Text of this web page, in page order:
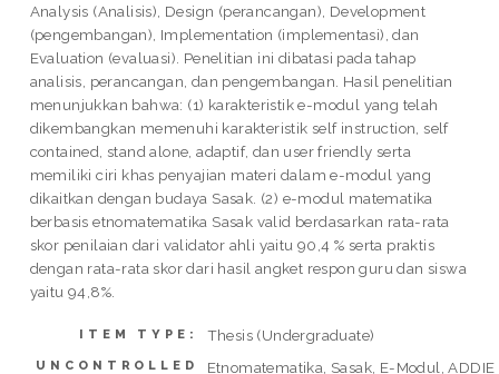
Analysis (Analisis), Design (perancangan), Development
(pengembangan), Implementation (implementasi), dan
Evaluation (evaluasi). Penelitian ini dibatasi pada tahap
analisis, perancangan, dan pengembangan. Hasil penelitian
menunjukkan bahwa: (1) karakteristik e-modul yang telah
dikembangkan memenuhi karakteristik self instruction, self
contained, stand alone, adaptif, dan user friendly serta
memiliki ciri khas penyajian materi dalam e-modul yang
dikaitkan dengan budaya Sasak. (2) e-modul matematika
berbasis etnomatematika Sasak valid berdasarkan rata-rata
skor penilaian dari validator ahli yaitu 90,4 % serta praktis
dengan rata-rata skor dari hasil angket respon guru dan siswa
yaitu 94,8%.
ITEM TYPE: Thesis (Undergraduate)
UNCONTROLLED Etnomatematika, Sasak, E-Modul, ADDIE